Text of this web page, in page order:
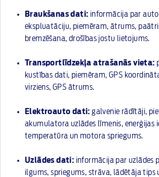
Braukšanas dati: informācija par
ekspluatāciju, piemēram, ātrums,
bremzēšana, drošības jostu lietojums.
Transportlīdzekļa atrašanās vieta:
kustības dati, piemēram, GPS
virziens, GPS ātrums.
Elektroauto dati: galvenie rādītāji,
akumulatora uzlādes līmenis, enerģijas
temperatūra un motora spriegums.
Uzlādes dati: informācija par uzlādes
ilgums, spriegums, strāva, lādētāja tips